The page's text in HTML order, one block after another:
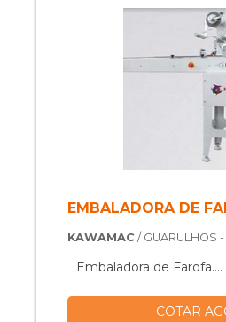
EMBALADORA DE
KAWAMAC/ GUARULHOS -
Embaladora de Farofa....
COTAR